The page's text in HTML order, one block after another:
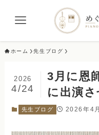
ホーム 先生ブログ
3月に恩
に出演
2026
4/24
先生ブログ 2026年4